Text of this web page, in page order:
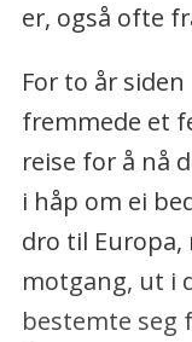
er, også ofte
For to år
fremmede et
reise for å nå
i håp om ei
dro til
motgang, ut i
bestemte seg